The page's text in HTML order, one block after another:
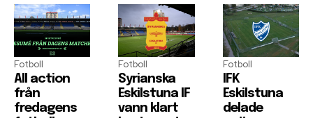
Fotboll
All action
från
fredagens
Fotboll
Syrianska
Eskilstuna IF
vann klart
Fotboll
IFK
Eskilstuna
delade